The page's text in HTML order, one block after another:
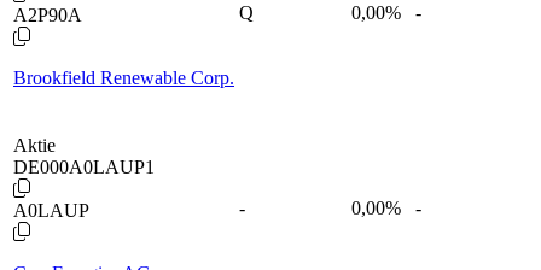
A2P90A
Brookfield Renewable Corp.
Q 0,00% -
Aktie
DE000A0LAUP1
A0LAUP - 0,00% -